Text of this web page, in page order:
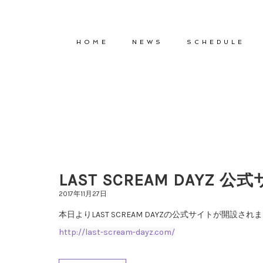
HOME NEWS SCHEDULE
LAST SCREAM DAYZ 公
2017年11月27日
本日よりLAST SCREAM DAYZの公式サイトが開設され
http://last-scream-dayz.com/